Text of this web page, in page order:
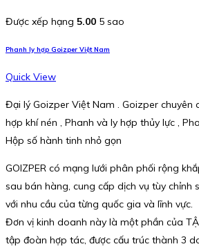
Được xếp hạng 5.00 5 sao
Phanh ly hợp Goizper Việt Nam
Quick View
Đại lý Goizper Việt Nam . Goizper chuyên
hợp khí nén , Phanh và ly hợp thủy lực ,
Hộp số hành tinh nhỏ gọn
GOIZPER có mạng lưới phân phối rộng
sau bán hàng, cung cấp dịch vụ tùy chỉnh
với nhu cầu của từng quốc gia và lĩnh vực.
Đơn vị kinh doanh này là một phần của
tập đoàn hợp tác, được cấu trúc thành 3